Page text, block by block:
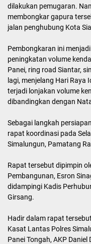
dilakukan pemugaran.
membongkar gapura
jalan penghubung Kota
Pembongkaran ini
peningkatan volume
Panei, ring road Siantar,
lagi, menjelang Hari
terjadi lonjakan volume
dibandingkan dengan
Sebagai langkah
rapat koordinasi pada
Simalungun, Pamatang
Rapat tersebut dipimpin
Pembangunan, Esron
didampingi Kadis
Girsang.
Hadir dalam rapat
Kasat Lantas Polres
Panei Tongah, AKP